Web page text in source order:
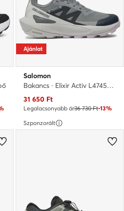
Ajánlat
Salomon
Bakancs · Elixir Activ L47457500 · Szürke
Aktuális ár
31 650 Ft
Legalacsonyabb ár36 730 Ft-13%
Szponzorált